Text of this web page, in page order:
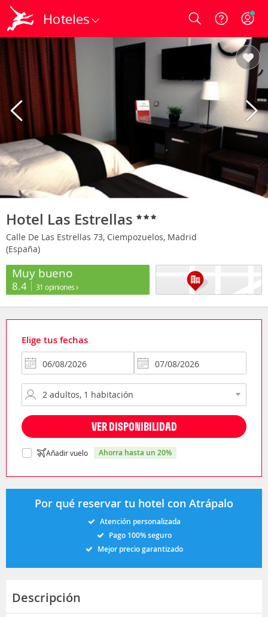
Hoteles Login
Hotel Las Estrellas
Calle De Las Estrellas 73, Ciempozuelos, Madrid
(España)
Muy bueno
8.4 31 opiniones
Elige tus fechas
VER DISPONIBILIDAD
Añadir vuelo ahorra hasta un 20%
Por qué reservar tu hotel con Atrápalo
Atención personalizada
Pago 100% seguro
Mejor precio garantizado
Descripción